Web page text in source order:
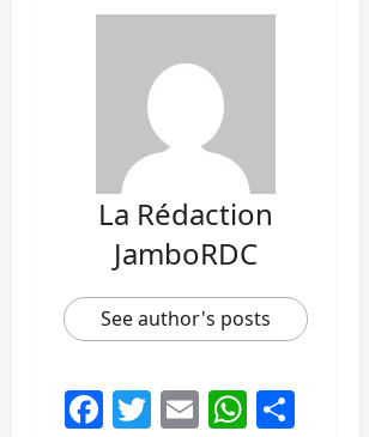
La Rédaction
JamboRDC
See author's posts
Facebook
Twitter
Email